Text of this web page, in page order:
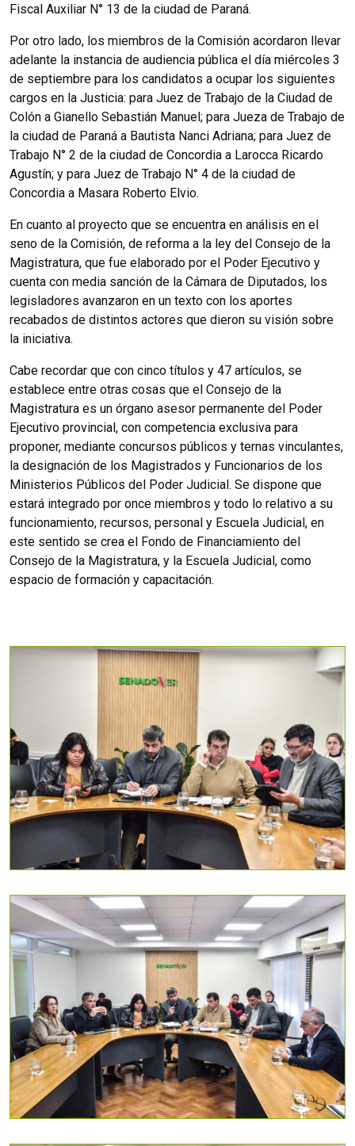
Fiscal Auxiliar N° 13 de la ciudad de Paraná.
Por otro lado, los miembros de la Comisión acordaron llevar
adelante la instancia de audiencia pública el día miércoles 3
de septiembre para los candidatos a ocupar los siguientes
cargos en la Justicia: para Juez de Trabajo de la Ciudad de
Colón a Gianello Sebastián Manuel; para Jueza de Trabajo de
la ciudad de Paraná a Bautista Nanci Adriana; para Juez de
Trabajo N° 2 de la ciudad de Concordia a Larocca Ricardo
Agustín; y para Juez de Trabajo N° 4 de la ciudad de
Concordia a Masara Roberto Elvio.
En cuanto al proyecto que se encuentra en análisis en el
seno de la Comisión, de reforma a la ley del Consejo de la
Magistratura, que fue elaborado por el Poder Ejecutivo y
cuenta con media sanción de la Cámara de Diputados, los
legisladores avanzaron en un texto con los aportes
recabados de distintos actores que dieron su visión sobre
la iniciativa.
Cabe recordar que con cinco títulos y 47 artículos, se
establece entre otras cosas que el Consejo de la
Magistratura es un órgano asesor permanente del Poder
Ejecutivo provincial, con competencia exclusiva para
proponer, mediante concursos públicos y ternas vinculantes,
la designación de los Magistrados y Funcionarios de los
Ministerios Públicos del Poder Judicial. Se dispone que
estará integrado por once miembros y todo lo relativo a su
funcionamiento, recursos, personal y Escuela Judicial, en
este sentido se crea el Fondo de Financiamiento del
Consejo de la Magistratura, y la Escuela Judicial, como
espacio de formación y capacitación.